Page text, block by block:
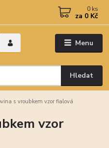
Menu
Hledat
0 ks
za 0 Kč
s vroubkem vzor fialová
vzor